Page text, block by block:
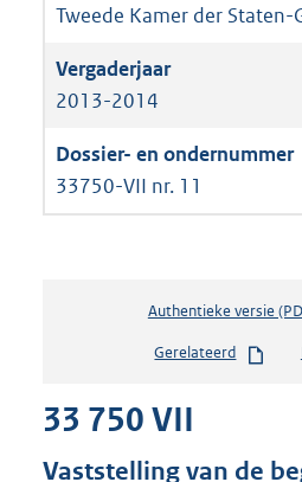
Tweede Kamer der Staten-
2013-2014
33750-VII nr. 11
Authentieke versie
Gerelateerd
33 750 VII
Vaststelling van de